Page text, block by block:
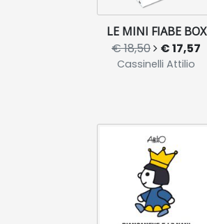
LE MINI FIABE BOX
€ 18,50 € 17,57
Cassinelli Attilio